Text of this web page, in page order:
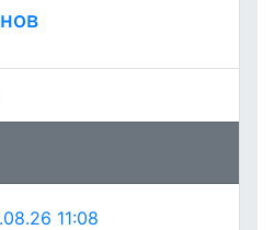
11:08